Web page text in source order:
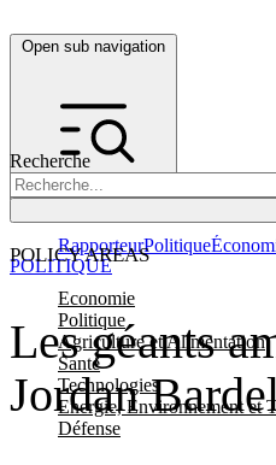
Open sub navigation
Recherche
POLICY AREAS
Economie
Politique
Agriculture et Alimentation
Santé
Technologies
Energie, Environnement et
Défense
RapporteurPolitique
Les géants
Jordan
POLITIQUE